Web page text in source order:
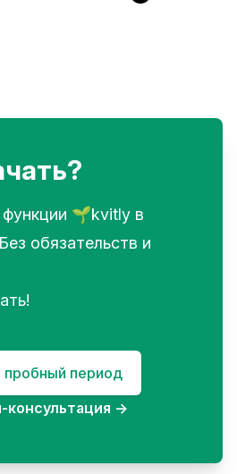
🌱kvitly в
обязательств и
пробный период
консультация →